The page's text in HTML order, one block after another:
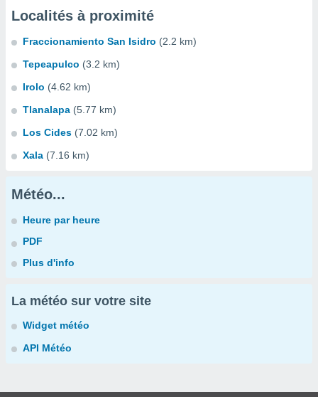
Localités à proximité
Fraccionamiento San Isidro (2.2 km)
Tepeapulco (3.2 km)
Irolo (4.62 km)
Tlanalapa (5.77 km)
Los Cides (7.02 km)
Xala (7.16 km)
Météo...
Heure par heure
PDF
Plus d'info
La météo sur votre site
Widget météo
API Météo